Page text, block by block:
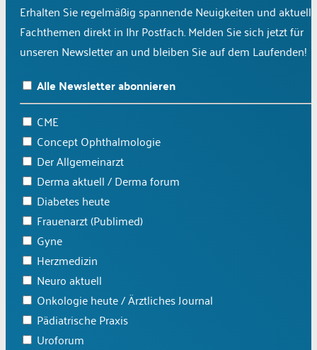
Erhalten Sie regelmäßig spannende Neuigkeiten und aktuelle
Fachthemen direkt in Ihr Postfach. Melden Sie sich jetzt für
unseren Newsletter an und bleiben Sie auf dem Laufenden!
Alle Newsletter abonnieren
CME
Concept Ophthalmologie
Der Allgemeinarzt
Derma aktuell / Derma forum
Diabetes heute
Frauenarzt (Publimed)
Gyne
Herzmedizin
Neuro aktuell
Onkologie heute / Ärztliches Journal
Pädiatrische Praxis
Uroforum